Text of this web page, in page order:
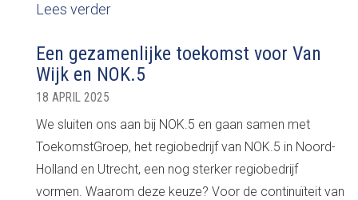
Lees verder
Een gezamenlijke toekomst voor Van
Wijk en NOK.5
18 APRIL 2025
We sluiten ons aan bij NOK.5 en gaan samen met
ToekomstGroep, het regiobedrijf van NOK.5 in Noord-
Holland en Utrecht, een nog sterker regiobedrijf
vormen. Waarom deze keuze? Voor de continuïteit van